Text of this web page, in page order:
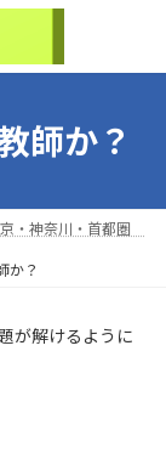
師か？
・神奈川・首都圏
か？
が解けるように